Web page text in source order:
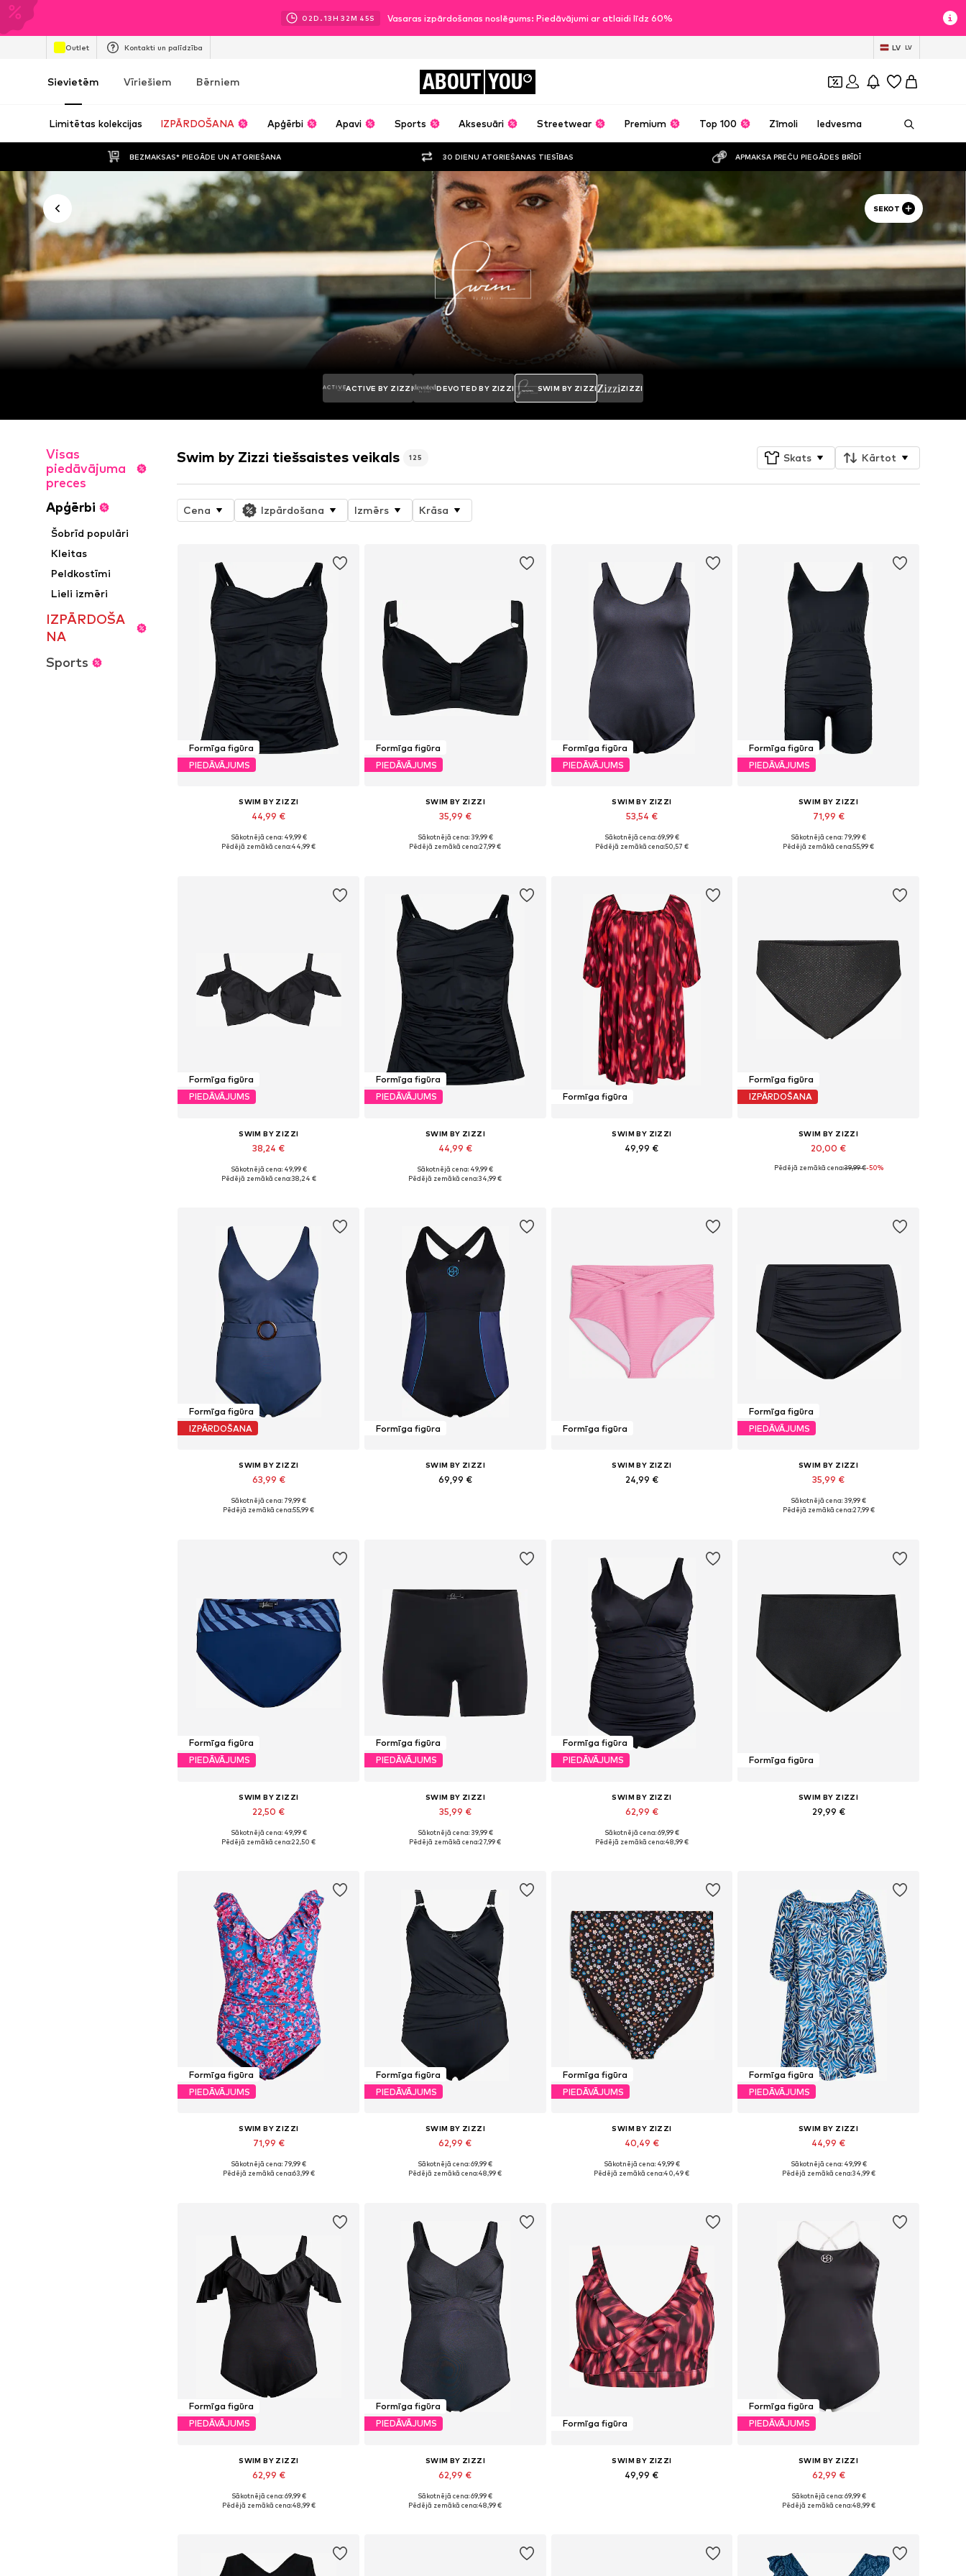
02D.13H 32M 44S Vasaras izpārdošanas noslēgums: Piedāvājumi ar atlaidi līdz 60%
Outlet Kontakti un palīdzība LV LV
Sievietēm Vīriešiem Bērniem ABOUT YOU
Limitētas kolekcijas IZPĀRDOŠANA Apģērbi Apavi Sports Aksesuāri Streetwear Premium Top 100 Zīmoli Iedvesma
BEZMAKSAS* PIEGĀDE UN ATGRIEŠANA 30 DIENU ATGRIEŠANAS TIESĪBAS APMAKSA PREČU PIEGĀDES BRĪDĪ
SEKOT
ACTIVE BY ZIZZI DEVOTED BY ZIZZI SWIM BY ZIZZI ZIZZI
Visas
piedāvājuma
preces
Apģērbi
Šobrīd populāri
Kleitas
Peldkostīmi
Lieli izmēri
IZPĀRDOŠA
NA
Sports
Swim by Zizzi tiešsaistes veikals 125 Skats Kārtot
Cena Izpārdošana Izmērs Krāsa
Formīga figūra
PIEDĀVĀJUMS
SWIM BY ZIZZI
44,99 €
Sākotnējā cena: 49,99 €
Pēdējā zemākā cena:44,99 €
Formīga figūra
PIEDĀVĀJUMS
SWIM BY ZIZZI
35,99 €
Pieejams daudzos izmēros
Sākotnējā cena: 39,99 €
Pēdējā zemākā cena:27,99 €
Formīga figūra
PIEDĀVĀJUMS
SWIM BY ZIZZI
53,54 €
Pieejams daudzos izmēros
Sākotnējā cena: 69,99 €
Pēdējā zemākā cena:50,57 €
Formīga figūra
PIEDĀVĀJUMS
SWIM BY ZIZZI
71,99 €
Pieejams daudzos izmēros
Sākotnējā cena: 79,99 €
Pēdējā zemākā cena:55,99 €
Formīga figūra
PIEDĀVĀJUMS
SWIM BY ZIZZI
38,24 €
Pieejamie izmēri: 80, 85, 95, 100, 105
Sākotnējā cena: 49,99 €
Pēdējā zemākā cena:38,24 €
Formīga figūra
PIEDĀVĀJUMS
SWIM BY ZIZZI
44,99 €
Pieejams daudzos izmēros
Sākotnējā cena: 49,99 €
Pēdējā zemākā cena:34,99 €
Formīga figūra
SWIM BY ZIZZI
49,99 €
Formīga figūra
IZPĀRDOŠANA
SWIM BY ZIZZI
20,00 €
Pieejamie izmēri: XXL-XXXL, XXXL-4XL
Pēdējā zemākā cena:39,99 €-50%
Formīga figūra
IZPĀRDOŠANA
SWIM BY ZIZZI
63,99 €
Pieejams daudzos izmēros
Sākotnējā cena: 79,99 €
Pēdējā zemākā cena:55,99 €
Formīga figūra
SWIM BY ZIZZI
69,99 €
Formīga figūra
SWIM BY ZIZZI
24,99 €
Formīga figūra
PIEDĀVĀJUMS
SWIM BY ZIZZI
35,99 €
Pieejams daudzos izmēros
Sākotnējā cena: 39,99 €
Pēdējā zemākā cena:27,99 €
Formīga figūra
PIEDĀVĀJUMS
SWIM BY ZIZZI
22,50 €
Pieejamie izmēri: XXL, XXXL-4XL
Sākotnējā cena: 49,99 €
Pēdējā zemākā cena:22,50 €
Formīga figūra
PIEDĀVĀJUMS
SWIM BY ZIZZI
35,99 €
Pieejams daudzos izmēros
Sākotnējā cena: 39,99 €
Pēdējā zemākā cena:27,99 €
Formīga figūra
PIEDĀVĀJUMS
SWIM BY ZIZZI
62,99 €
Pieejams daudzos izmēros
Sākotnējā cena: 69,99 €
Pēdējā zemākā cena:48,99 €
Formīga figūra
SWIM BY ZIZZI
29,99 €
Formīga figūra
PIEDĀVĀJUMS
SWIM BY ZIZZI
71,99 €
Pieejams daudzos izmēros
Sākotnējā cena: 79,99 €
Pēdējā zemākā cena:63,99 €
Formīga figūra
PIEDĀVĀJUMS
SWIM BY ZIZZI
62,99 €
Pieejams daudzos izmēros
Sākotnējā cena: 69,99 €
Pēdējā zemākā cena:48,99 €
Formīga figūra
PIEDĀVĀJUMS
SWIM BY ZIZZI
40,49 €
Pieejamie izmēri: L, XXL, XXL-XXXL
Sākotnējā cena: 49,99 €
Pēdējā zemākā cena:40,49 €
Formīga figūra
PIEDĀVĀJUMS
SWIM BY ZIZZI
44,99 €
Pieejamie izmēri: 42-44, 46-48, 50-52, 58-60
Sākotnējā cena: 49,99 €
Pēdējā zemākā cena:34,99 €
Formīga figūra
PIEDĀVĀJUMS
SWIM BY ZIZZI
62,99 €
Pieejams daudzos izmēros
Sākotnējā cena: 69,99 €
Pēdējā zemākā cena:48,99 €
Formīga figūra
PIEDĀVĀJUMS
SWIM BY ZIZZI
62,99 €
Pieejams daudzos izmēros
Sākotnējā cena: 69,99 €
Pēdējā zemākā cena:48,99 €
Formīga figūra
SWIM BY ZIZZI
49,99 €
Formīga figūra
PIEDĀVĀJUMS
SWIM BY ZIZZI
62,99 €
Pieejams daudzos izmēros
Sākotnējā cena: 69,99 €
Pēdējā zemākā cena:48,99 €